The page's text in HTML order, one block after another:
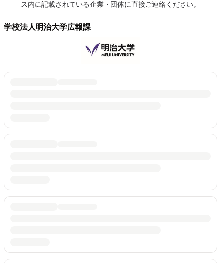
ス内に記載されている企業・団体に直接ご連絡ください。
学校法人明治大学広報課